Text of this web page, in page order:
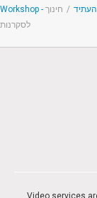
/ חינוך
לסקרנות
Video services